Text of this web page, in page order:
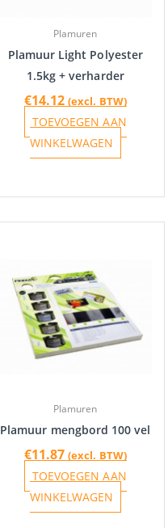
Plamuren
Plamuur Light Polyester
1.5kg + verharder
€14.12 (excl. BTW)
TOEVOEGEN AAN
WINKELWAGEN
Plamuren
Plamuur mengbord 100 vel
€11.87 (excl. BTW)
TOEVOEGEN AAN
WINKELWAGEN